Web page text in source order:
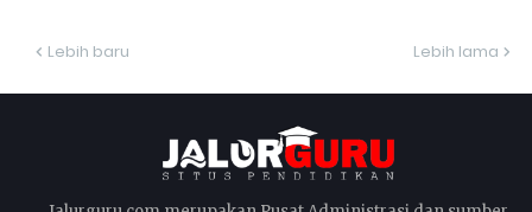
Lebih baru Lebih lama